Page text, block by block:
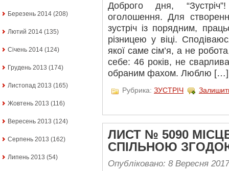
Березень 2014 (208)
Лютий 2014 (135)
Січень 2014 (124)
Грудень 2013 (174)
Листопад 2013 (165)
Жовтень 2013 (116)
Вересень 2013 (124)
Серпень 2013 (162)
Липень 2013 (54)
Доброго дня,
оголошення. Для
зустріч із порядним,
різницею у віці.
якої саме сім’я, а не
себе: 46 років, не
обраним фахом. Люблю […]
Рубрика: ЗУСТРІЧ
ЛИСТ № 5090
СПІЛЬНОЮ
Опубліковано: 8 Вересня 2017